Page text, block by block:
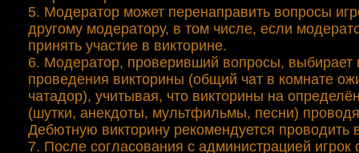
5. Модератор может перенаправить вопросы
другому модератору, в том числе, если
принять участие в викторине.
6. Модератор, проверивший вопросы, выбирает
проведения викторины (общий чат в комнате
чатадор), учитывая, что викторины на
(шутки, анекдоты, мультфильмы, песни)
Дебютную викторину рекомендуется проводить
7. После согласования с администрацией игрок